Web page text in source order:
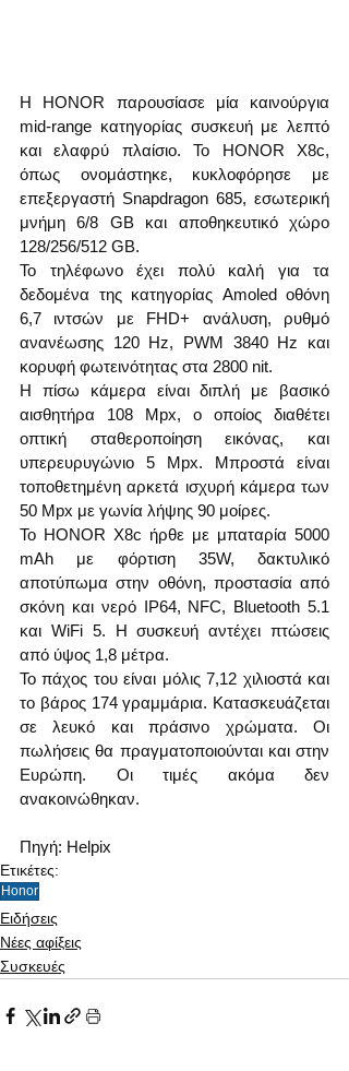
Η HONOR παρουσίασε μία καινούργια
mid-range κατηγορίας συσκευή με λεπτό
και ελαφρύ πλαίσιο. Το HONOR X8c,
όπως ονομάστηκε, κυκλοφόρησε με
επεξεργαστή Snapdragon 685, εσωτερική
μνήμη 6/8 GB και αποθηκευτικό χώρο
128/256/512 GB.
Το τηλέφωνο έχει πολύ καλή για τα
δεδομένα της κατηγορίας Amoled οθόνη
6,7 ιντσών με FHD+ ανάλυση, ρυθμό
ανανέωσης 120 Hz, PWM 3840 Hz και
κορυφή φωτεινότητας στα 2800 nit.
Η πίσω κάμερα είναι διπλή με βασικό
αισθητήρα 108 Mpx, ο οποίος διαθέτει
οπτική σταθεροποίηση εικόνας, και
υπερευρυγώνιο 5 Mpx. Μπροστά είναι
τοποθετημένη αρκετά ισχυρή κάμερα των
50 Mpx με γωνία λήψης 90 μοίρες.
Το HONOR X8c ήρθε με μπαταρία 5000
mAh με φόρτιση 35W, δακτυλικό
αποτύπωμα στην οθόνη, προστασία από
σκόνη και νερό IP64, NFC, Bluetooth 5.1
και WiFi 5. Η συσκευή αντέχει πτώσεις
από ύψος 1,8 μέτρα.
Το πάχος του είναι μόλις 7,12 χιλιοστά και
το βάρος 174 γραμμάρια. Κατασκευάζεται
σε λευκό και πράσινο χρώματα. Οι
πωλήσεις θα πραγματοποιούνται και στην
Ευρώπη. Οι τιμές ακόμα δεν
ανακοινώθηκαν.
Πηγή: Helpix
Ετικέτες:
Honor
Ειδήσεις
Νέες αφίξεις
Συσκευές